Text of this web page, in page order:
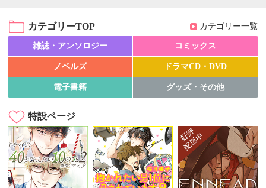
カテゴリーTOP カテゴリー一覧
雑誌・アンソロジー コミックス
ノベルズ ドラマCD・DVD
電子書籍 グッズ・その他
特設ページ